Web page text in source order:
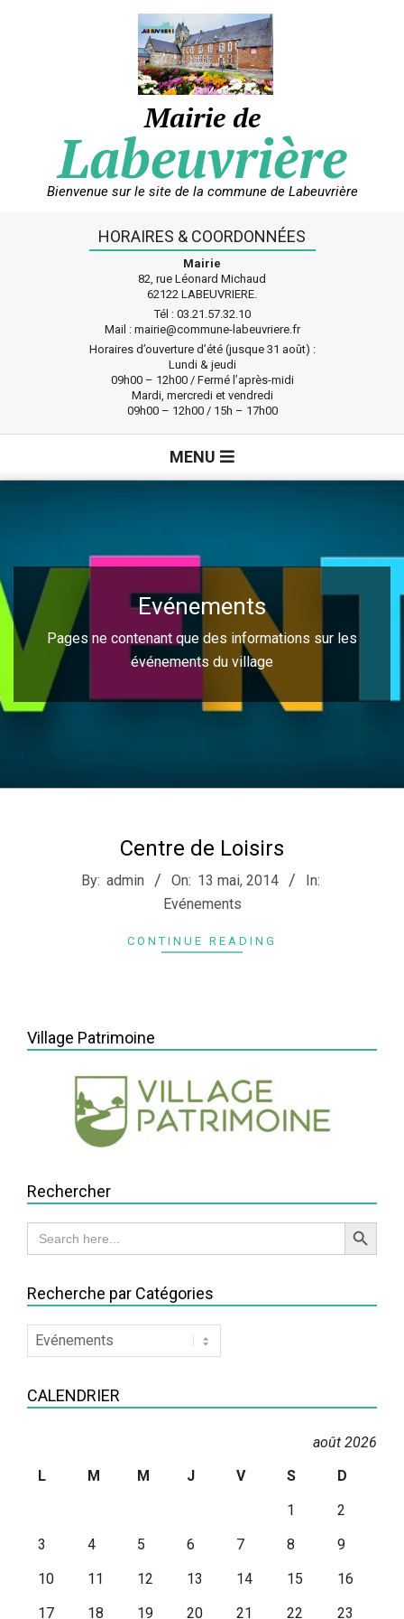
Mairie de
Labeuvrière
Bienvenue sur le site de la commune de Labeuvrière
HORAIRES & COORDONNÉES
Mairie
82, rue Léonard Michaud
62122 LABEUVRIERE.
Tél : 03.21.57.32.10
Mail : mairie@commune-labeuvriere.fr
Horaires d’ouverture d’été (jusque 31 août) :
Lundi & jeudi
09h00 – 12h00 / Fermé l’après-midi
Mardi, mercredi et vendredi
09h00 – 12h00 / 15h – 17h00
MENU
Evénements
Pages ne contenant que des informations sur les
événements du village
Centre de Loisirs
2014-By: admin On: 13 mai, 2014
In:
Evénements
CONTINUE READING
Village Patrimoine
Rechercher
Search
for:
Search Button
Recherche par Catégories
Recherche
par
CALENDRIER
août 2026
L
M M J V S
D
1
2
3
4 5 6 7 8
9
10
11 12 13 14 15
16
17
18 19 20 21 22 23